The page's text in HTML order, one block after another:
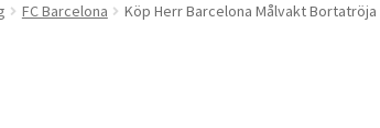
FC Barcelona Köp Herr Barcelona Målvakt